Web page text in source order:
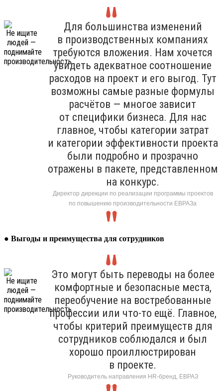
Для большинства изменений
в производственных компаниях
требуются вложения. Нам хочется
увидеть адекватное соотношение
расходов на проект и его выгод. Тут
возможны самые разные формулы
расчётов — многое зависит
от специфики бизнеса. Для нас
главное, чтобы категории затрат
и категории эффективности проекта
были подробно и прозрачно
отражены в пакете, представленном
на конкурс.
Директор дирекции по реализации программы проектов
по повышению производительности ЕВРАЗа
● Выгоды и преимущества для сотрудников
Это могут быть переводы на более
комфортные и безопасные места,
переобучение на востребованные
профессии или что-то ещё. Главное,
чтобы критерий преимуществ для
сотрудников соблюдался и был
хорошо проиллюстрирован
в проекте.
Руководитель направления HR-бренд, ЕВРАЗ